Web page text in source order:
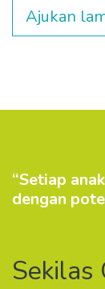
Ajukan
Sekilas
“Setiap
dengan